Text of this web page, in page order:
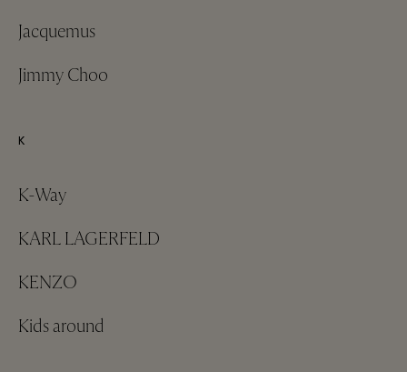
Jacquemus
Jimmy Choo
K
K-Way
KARL LAGERFELD
KENZO
Kids around